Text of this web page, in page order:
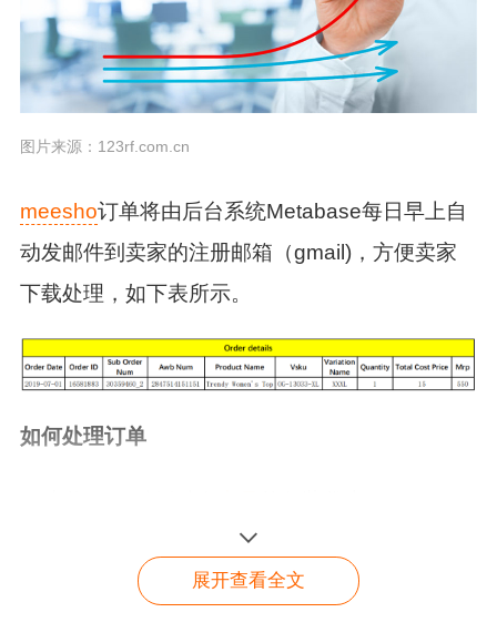
图片来源：123rf.com.cn
meesho订单将由后台系统Metabase每日早上自
动发邮件到卖家的注册邮箱（gmail)，方便卖家
下载处理，如下表所示。
如何处理订单
2. 每个订单需单独包装物流袋， 并贴上对应的A
展开查看全文